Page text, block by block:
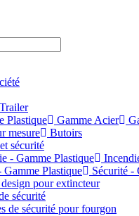
Plastique
Gamme Acier
mesure
Butoirs
sécurité
- Gamme Plastique
Gamme Plastique
Sécurité -
pour extincteur
sécurité
de sécurité pour fourgon